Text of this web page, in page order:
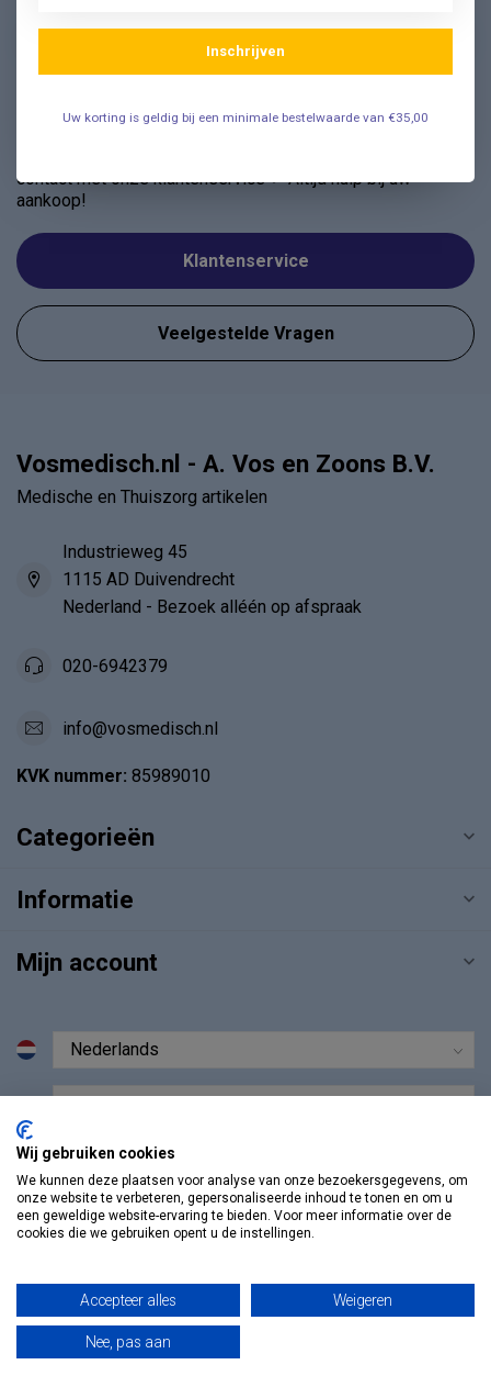
Vragen? Wij helpen graag!
contact met onze klantenservice ✔ Altijd hulp bij uw
aankoop!
Klantenservice
Veelgestelde Vragen
Vosmedisch.nl - A. Vos en Zoons B.V.
Medische en Thuiszorg artikelen
Industrieweg 45
1115 AD Duivendrecht
Nederland - Bezoek alléén op afspraak
020-6942379
info@vosmedisch.nl
KVK nummer: 85989010
Categorieën
Informatie
Mijn account
© Copyright 2026 Vosmedisch.nl - A. Vos en Zoons B.V.
Wij gebruiken cookies
We kunnen deze plaatsen voor analyse van onze bezoekersgegevens, om
onze website te verbeteren, gepersonaliseerde inhoud te tonen en om u
een geweldige website-ervaring te bieden. Voor meer informatie over de
cookies die we gebruiken opent u de instellingen.
Accepteer alles Weigeren
Nee, pas aan
Inschrijven
Uw korting is geldig bij een minimale bestelwaarde van €35,00